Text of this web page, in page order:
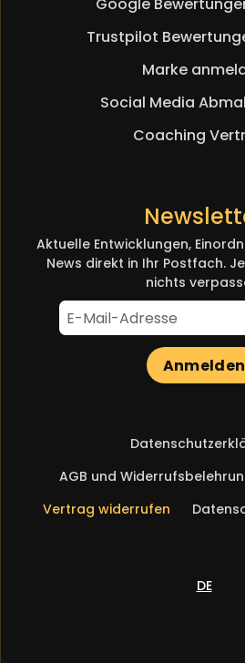
Trustpilot
Marke
Social Media
Coaching
Aktuelle Entwicklungen,
News direkt in Ihr Postfach.
nichts
Anmelden
AGB und
Vertrag widerrufen
DE